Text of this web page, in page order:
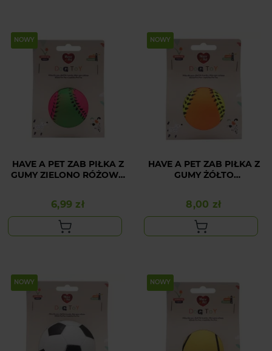
NOWY
HAVE A PET ZAB PIŁKA Z
GUMY ZIELONO RÓŻOWA
Cena
6,99 zł
NOWY
HAVE A PET ZAB PIŁKA Z
GUMY ŻÓŁTO
Cena
8,00 zł
NOWY NOWY